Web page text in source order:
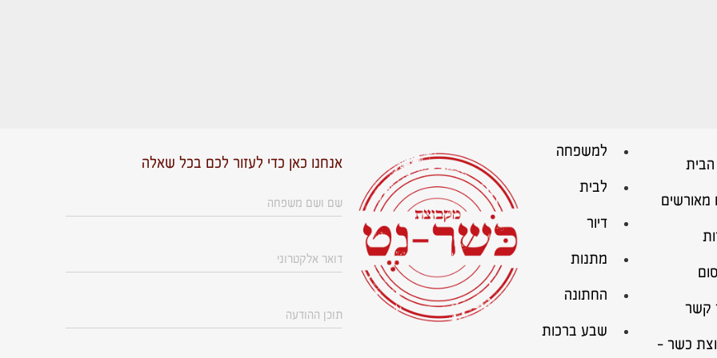
מאורשים
קשר
כשר –
למשפחה
לבית
דיור
מתנות
החתונה
שבע ברכות
אנחנו כאן כדי לעזור לכם בכל שאלה